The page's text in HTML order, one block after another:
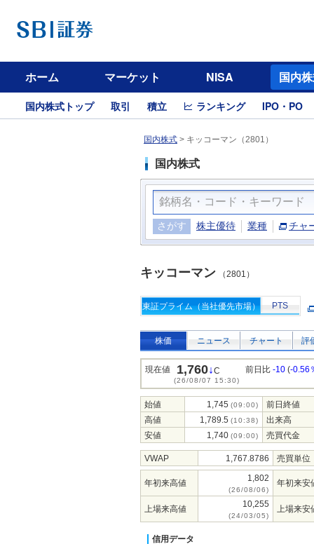
ホーム マーケット NISA 国内
国内株式トップ 取引 積立 ランキング IPO・PO
国内株式 > キッコーマン（2801）
国内株式
さがす 株主優待 業種 チャ
キッコーマン （2801）
東証プライム（当社優先市場） PTS
株価 ニュース チャート 評
現在値 1,760↓C
(26/08/07 15:30)
前日比 -10 (-0.56
始値 1,745 (09:00)
前日終値
高値
1,789.5 (10:38)
出来高
安値
1,740 (09:00) 売買代金
VWAP 1,767.8786 売買単位
年初来高値 1,802
(26/08/06)
年初来安
上場来高値 10,255
(24/03/05)
上場来安
信用データ